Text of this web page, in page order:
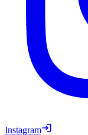
Instagram